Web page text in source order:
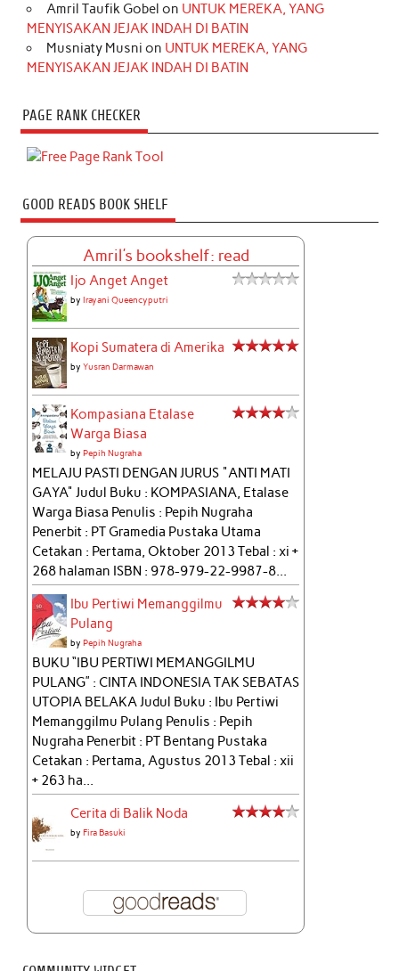
Amril Taufik Gobel on UNTUK MEREKA, YANG
MENYISAKAN JEJAK INDAH DI BATIN
Musniaty Musni on UNTUK MEREKA, YANG
MENYISAKAN JEJAK INDAH DI BATIN
PAGE RANK CHECKER
GOOD READS BOOK SHELF
Amril's bookshelf: read
Ijo Anget Anget
byIrayani Queencyputri
Kopi Sumatera di Amerika
byYusran Darmawan
Kompasiana Etalase
Warga Biasa
byPepih Nugraha
MELAJU PASTI DENGAN JURUS "ANTI MATI
GAYA" Judul Buku : KOMPASIANA, Etalase
Warga Biasa Penulis : Pepih Nugraha
Penerbit : PT Gramedia Pustaka Utama
Cetakan : Pertama, Oktober 2013 Tebal : xi +
268 halaman ISBN : 978-979-22-9987-8...
Ibu Pertiwi Memanggilmu
Pulang
byPepih Nugraha
BUKU “IBU PERTIWI MEMANGGILMU
PULANG” : CINTA INDONESIA TAK SEBATAS
UTOPIA BELAKA Judul Buku : Ibu Pertiwi
Memanggilmu Pulang Penulis : Pepih
Nugraha Penerbit : PT Bentang Pustaka
Cetakan : Pertama, Agustus 2013 Tebal : xii
+ 263 ha...
Cerita di Balik Noda
byFira Basuki